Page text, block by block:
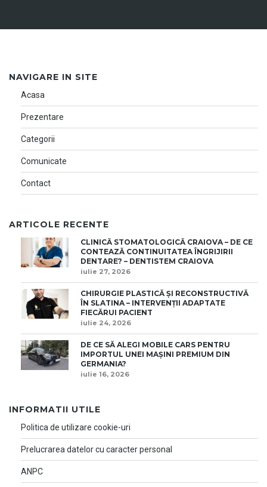
NAVIGARE IN SITE
Acasa
Prezentare
Categorii
Comunicate
Contact
ARTICOLE RECENTE
CLINICĂ STOMATOLOGICĂ CRAIOVA – DE CE
CONTEAZĂ CONTINUITATEA ÎNGRIJIRII
DENTARE? – DENTISTEM CRAIOVA
iulie 27, 2026
CHIRURGIE PLASTICĂ ȘI RECONSTRUCTIVĂ
ÎN SLATINA – INTERVENȚII ADAPTATE
FIECĂRUI PACIENT
iulie 24, 2026
DE CE SĂ ALEGI MOBILE CARS PENTRU
IMPORTUL UNEI MAȘINI PREMIUM DIN
GERMANIA?
iulie 16, 2026
INFORMATII UTILE
Politica de utilizare cookie-uri
Prelucrarea datelor cu caracter personal
ANPC